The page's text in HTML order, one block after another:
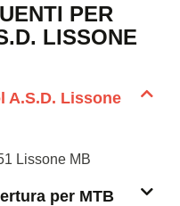
PER
LISSONE
A.S.D. Lissone
Lissone MB
per MTB